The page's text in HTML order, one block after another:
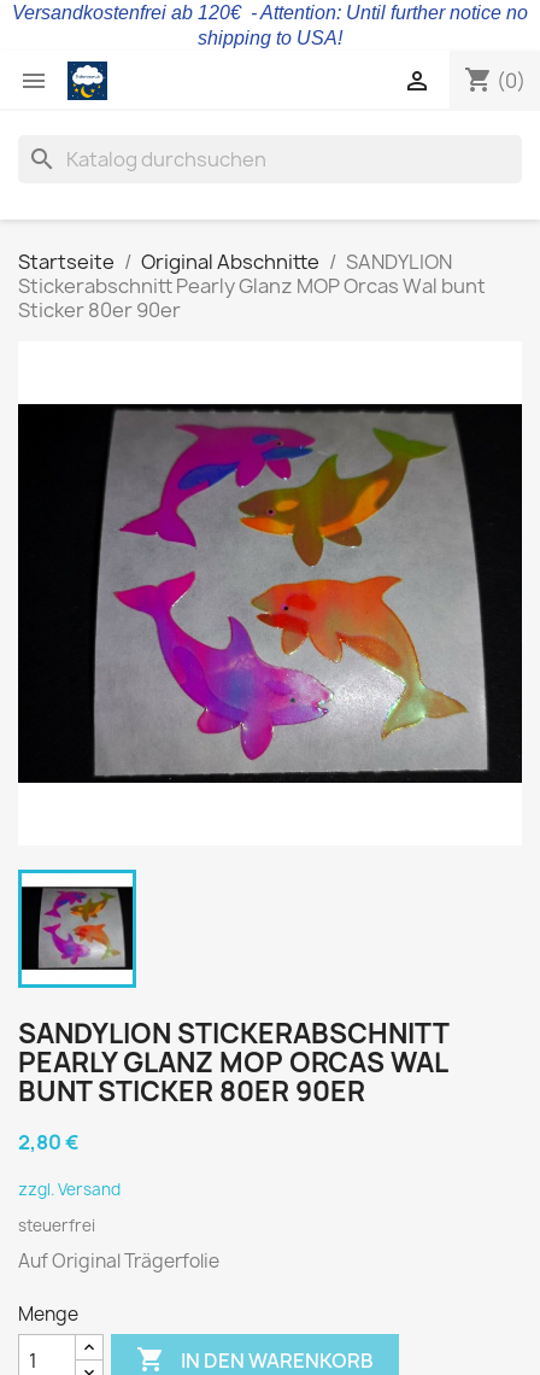
Versandkostenfrei ab 120€ - Attention: Until further notice no
shipping to USA!
 shopping_cart (0)

search
Startseite Original Abschnitte
SANDYLION
Stickerabschnitt Pearly Glanz MOP Orcas Wal bunt
Sticker 80er 90er
SANDYLION STICKERABSCHNITT
PEARLY GLANZ MOP ORCAS WAL
BUNT STICKER 80ER 90ER
2,80 €
zzgl. Versand
steuerfrei
Auf Original Trägerfolie
Menge
 IN DEN WARENKORB